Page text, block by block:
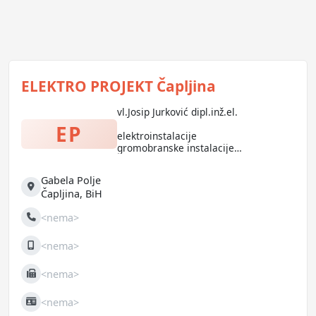
ELEKTRO PROJEKT Čapljina
EP
vl.Josip Jurković dipl.inž.el.
elektroinstalacije
gromobranske instalacije
Adresa
Gabela Polje
Čapljina, BiH
Telefon<nema>
Mobilni<nema>
Fax <nema>
JIB <nema>